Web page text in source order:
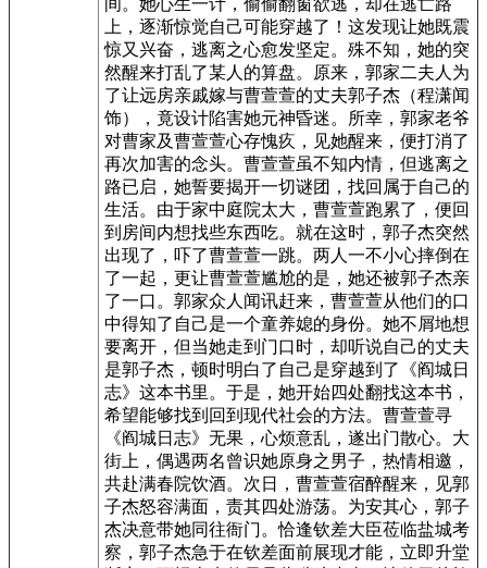
上，逐渐惊觉自己可能穿越了！这发现让她既震
惊又兴奋，逃离之心愈发坚定。殊不知，她的突
然醒来打乱了某人的算盘。原来，郭家二夫人为
了让远房亲戚嫁与曹萱萱的丈夫郭子杰（程潇闻
饰），竟设计陷害她元神昏迷。所幸，郭家老爷
对曹家及曹萱萱心存愧疚，见她醒来，便打消了
再次加害的念头。曹萱萱虽不知内情，但逃离之
路已启，她誓要揭开一切谜团，找回属于自己的
生活。由于家中庭院太大，曹萱萱跑累了，便回
到房间内想找些东西吃。就在这时，郭子杰突然
出现了，吓了曹萱萱一跳。两人一不小心摔倒在
了一起，更让曹萱萱尴尬的是，她还被郭子杰亲
了一口。郭家众人闻讯赶来，曹萱萱从他们的口
中得知了自己是一个童养媳的身份。她不屑地想
要离开，但当她走到门口时，却听说自己的丈夫
是郭子杰，顿时明白了自己是穿越到了《阎城日
志》这本书里。于是，她开始四处翻找这本书，
希望能够找到回到现代社会的方法。曹萱萱寻
《阎城日志》无果，心烦意乱，遂出门散心。大
街上，偶遇两名曾识她原身之男子，热情相邀，
共赴满春院饮酒。次日，曹萱萱宿醉醒来，见郭
子杰怒容满面，责其四处游荡。为安其心，郭子
杰决意带她同往衙门。恰逢钦差大臣莅临盐城考
察，郭子杰急于在钦差面前展现才能，立即升堂